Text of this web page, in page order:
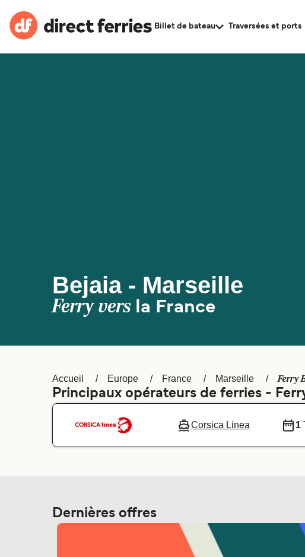
Billet de bateau Traversées et ports
Bejaia - Marseille
Ferry vers la France
Accueil Europe France Marseille Ferry
Principaux opérateurs de ferries -
Corsica Linea 1
Dernières offres